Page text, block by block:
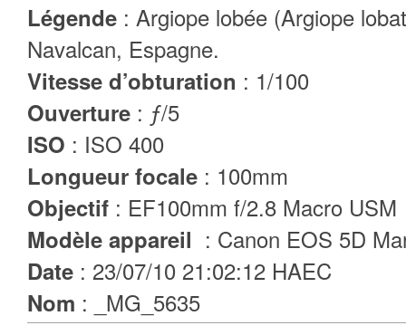
Légende : Argiope lobée (Argiope
Navalcan, Espagne.
Vitesse d’obturation : 1/100
Ouverture : ƒ/5
ISO : ISO 400
Longueur focale : 100mm
Objectif : EF100mm f/2.8 Macro USM
Modèle appareil : Canon EOS 5D
Date : 23/07/10 21:02:12 HAEC
Nom : _MG_5635